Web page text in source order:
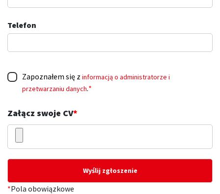
Telefon
Zapoznałem się z informacją o administratorze i
przetwarzaniu danych.*
Załącz swoje CV*
*Pola obowiązkowe